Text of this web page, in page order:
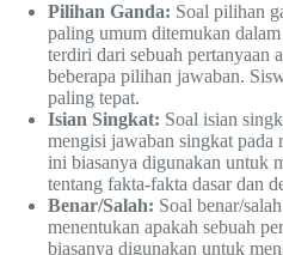
Pilihan Ganda: Soal pilihan
paling umum ditemukan
terdiri dari sebuah pertanyaan
beberapa pilihan jawaban.
paling tepat.
Isian Singkat: Soal isian
mengisi jawaban singkat pada
ini biasanya digunakan untuk
tentang fakta-fakta dasar dan
Benar/Salah: Soal benar/
menentukan apakah sebuah
biasanya digunakan untuk